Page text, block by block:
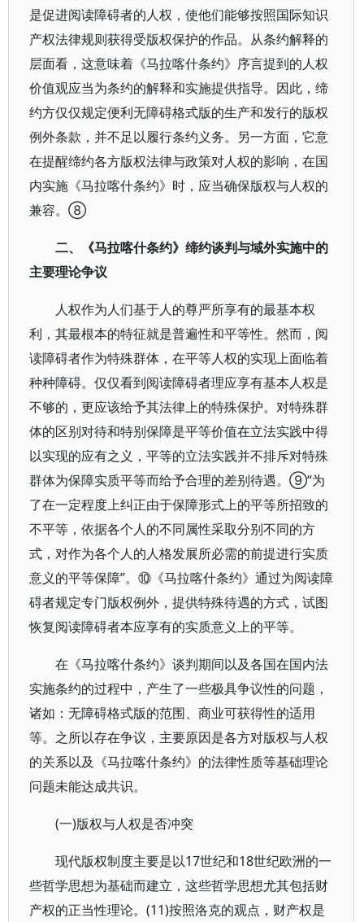
是促进阅读障碍者的人权，使他们能够按照国际知识
产权法律规则获得受版权保护的作品。从条约解释的
层面看，这意味着《马拉喀什条约》序言提到的人权
价值观应当为条约的解释和实施提供指导。因此，缔
约方仅仅规定便利无障碍格式版的生产和发行的版权
例外条款，并不足以履行条约义务。另一方面，它意
在提醒缔约各方版权法律与政策对人权的影响，在国
内实施《马拉喀什条约》时，应当确保版权与人权的
兼容。⑧
二、《马拉喀什条约》缔约谈判与域外实施中的
主要理论争议
人权作为人们基于人的尊严所享有的最基本权
利，其最根本的特征就是普遍性和平等性。然而，阅
读障碍者作为特殊群体，在平等人权的实现上面临着
种种障碍。仅仅看到阅读障碍者理应享有基本人权是
不够的，更应该给予其法律上的特殊保护。对特殊群
体的区别对待和特别保障是平等价值在立法实践中得
以实现的应有之义，平等的立法实践并不排斥对特殊
群体为保障实质平等而给予合理的差别待遇。⑨“为
了在一定程度上纠正由于保障形式上的平等所招致的
不平等，依据各个人的不同属性采取分别不同的方
式，对作为各个人的人格发展所必需的前提进行实质
意义的平等保障”。⑩《马拉喀什条约》通过为阅读障
碍者规定专门版权例外，提供特殊待遇的方式，试图
恢复阅读障碍者本应享有的实质意义上的平等。
在《马拉喀什条约》谈判期间以及各国在国内法
实施条约的过程中，产生了一些极具争议性的问题，
诸如：无障碍格式版的范围、商业可获得性的适用
等。之所以存在争议，主要原因是各方对版权与人权
的关系以及《马拉喀什条约》的法律性质等基础理论
问题未能达成共识。
(一)版权与人权是否冲突
现代版权制度主要是以17世纪和18世纪欧洲的一
些哲学思想为基础而建立，这些哲学思想尤其包括财
产权的正当性理论。(11)按照洛克的观点，财产权是